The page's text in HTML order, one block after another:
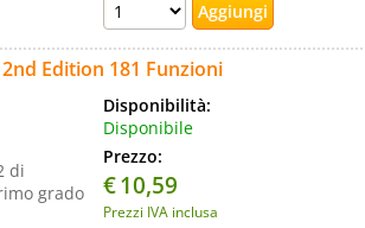
Edition 181 Funzioni
di
grado
Disponibilità:
Disponibile
Prezzo:
€10,59
Prezzi IVA inclusa